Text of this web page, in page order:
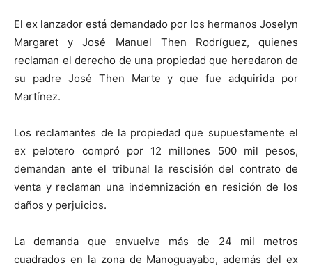
El ex lanzador está demandado por los hermanos Joselyn
Margaret y José Manuel Then Rodríguez, quienes
reclaman el derecho de una propiedad que heredaron de
su padre José Then Marte y que fue adquirida por
Martínez.
Los reclamantes de la propiedad que supuestamente el
ex pelotero compró por 12 millones 500 mil pesos,
demandan ante el tribunal la rescisión del contrato de
venta y reclaman una indemnización en resición de los
daños y perjuicios.
La demanda que envuelve más de 24 mil metros
cuadrados en la zona de Manoguayabo, además del ex